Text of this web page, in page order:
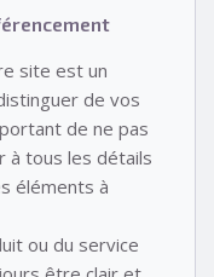
site est un
de vos
de ne pas
à tous les détails
éléments à
ou du service